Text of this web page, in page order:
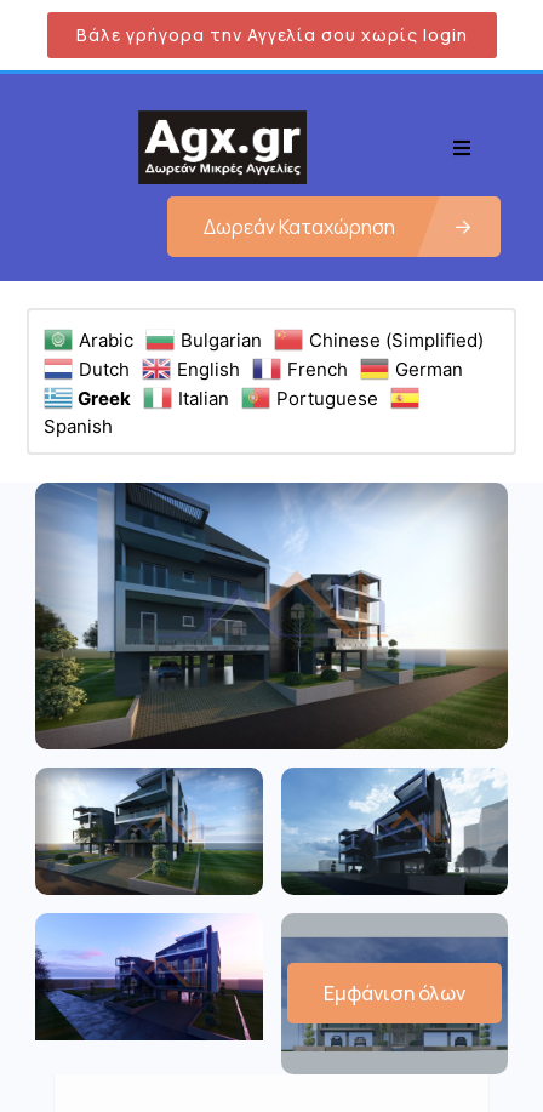
Βάλε γρήγορα την Αγγελία σου χωρίς login
Δωρεάν Καταχώρηση
Arabic Bulgarian
Chinese (Simplified)
Dutch
English French
German
Greek
Italian
Portuguese
Spanish
Εμφάνιση όλων